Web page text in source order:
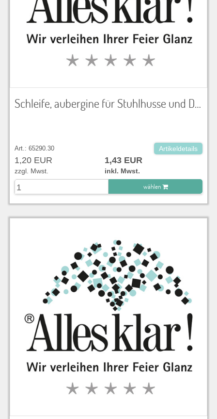
Schleife, aubergine für Stuhlhusse und Dekoration
Art.: 65290.30 Artikeldetails
1,20 EUR 1,43 EUR
zzgl. Mwst.
inkl. Mwst.
wählen
zu Warenkorb hinzugefügt.